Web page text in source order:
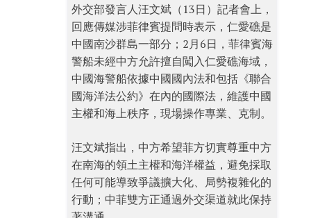
外交部發言人汪文斌（13日）記者會上，
回應傳媒涉菲律賓提問時表示，仁愛礁是
中國南沙群島一部分；2月6日，菲律賓海
警船未經中方允許擅自闖入仁愛礁海域，
中國海警船依據中國國內法和包括《聯合
國海洋法公約》在內的國際法，維護中國
主權和海上秩序，現場操作專業、克制。
汪文斌指出，中方希望菲方切實尊重中方
在南海的領土主權和海洋權益，避免採取
任何可能導致爭議擴大化、局勢複雜化的
行動；中菲雙方正通過外交渠道就此保持